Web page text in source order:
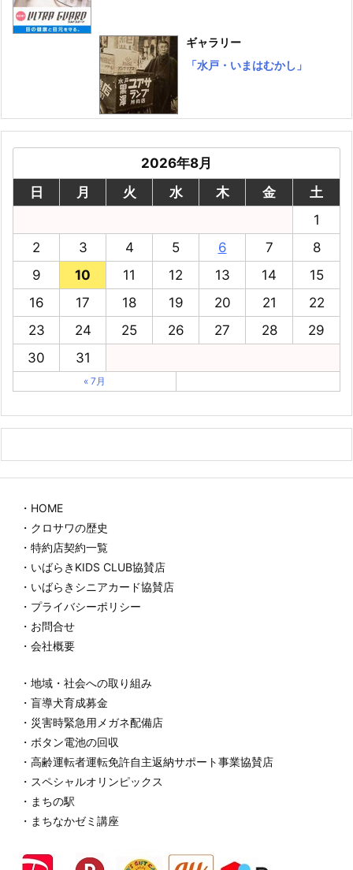
ギャラリー
「水戸・いまはむかし」
2026年8月
日
月 火 水 木 金
土
1
2
3 4 5 6 7
8
9
10 11 12 13 14
15
16
17 18 19 20 21
22
23
24 25 26 27 28
29
30
31
« 7月
・HOME
・クロサワの歴史
・特約店契約一覧
・いばらきKIDS CLUB協賛店
・いばらきシニアカード協賛店
・プライバシーポリシー
・お問合せ
・会社概要
・地域・社会への取り組み
・盲導犬育成募金
・災害時緊急用メガネ配備店
・ボタン電池の回収
・高齢運転者運転免許自主返納サポート事業協賛店
・スペシャルオリンピックス
・まちの駅
・まちなかゼミ講座